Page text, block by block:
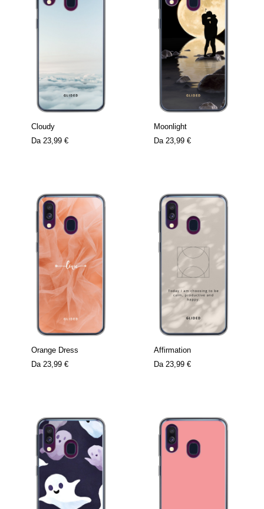
Cloudy
Da 23,99 €
Moonlight
Da 23,99 €
Orange Dress
Da 23,99 €
Affirmation
Da 23,99 €